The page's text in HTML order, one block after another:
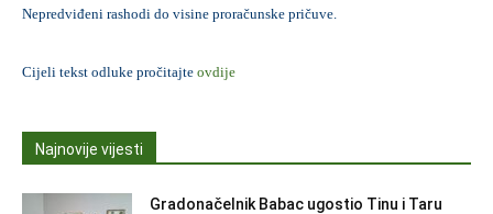
Nepredviđeni rashodi do visine proračunske pričuve.
Cijeli tekst odluke pročitajte ovdije
Najnovije vijesti
Gradonačelnik Babac ugostio Tinu i Taru